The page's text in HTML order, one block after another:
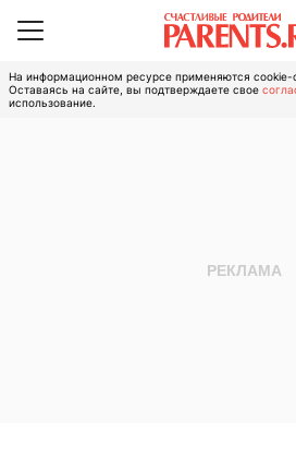
На информационном ресурсе применяются cookie-
Оставаясь на сайте, вы подтверждаете свое
использование.